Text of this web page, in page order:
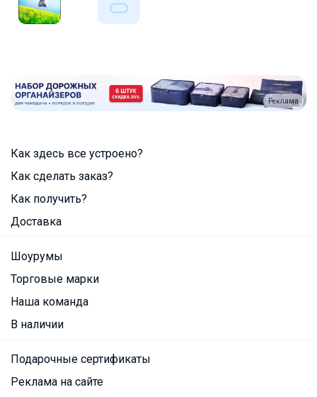
Реклама
Как здесь все устроено?
Как сделать заказ?
Как получить?
Доставка
Шоурумы
Торговые марки
Наша команда
В наличии
Подарочные сертификаты
Реклама на сайте